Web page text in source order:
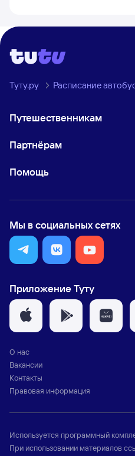
Туту.ру Расписание
Путешественникам
Партнёрам
Помощь
Мы в социальных сетях
Приложение Туту
О нас
Вакансии
Контакты
Правовая информация
Используется программный
При использовании материалов